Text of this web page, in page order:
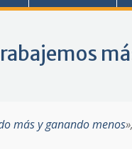
más y ganando menos